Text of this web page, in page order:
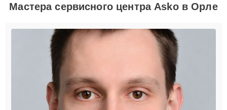
Мастера сервисного центра Asko в Орле